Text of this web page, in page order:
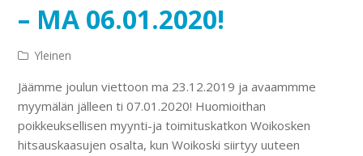
– MA 06.01.2020!
Yleinen
Jäämme joulun viettoon ma 23.12.2019 ja avaammme
myymälän jälleen ti 07.01.2020! Huomioithan
poikkeuksellisen myynti-ja toimituskatkon Woikosken
hitsauskaasujen osalta, kun Woikoski siirtyy uuteen